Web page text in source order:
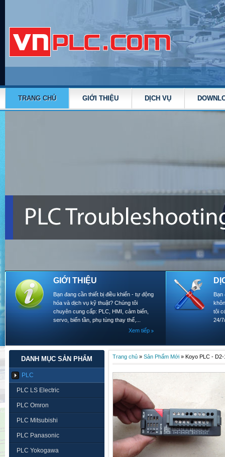
TRANG CHỦ GIỚI THIỆU DỊCH VỤ
GIỚI THIỆU
Bạn đang cần thiết bị điều khiển - tự động
hóa và dịch vụ kỹ thuật? Chúng tôi
chuyên cung cấp: PLC, HMI, cảm biến,
servo, biến tần, phụ tùng thay thế,...
Xem tiếp
Bạn
tôi
24/
DANH MỤC SẢN PHẨM
PLC
PLC LS Electric
PLC Omron
PLC Mitsubishi
PLC Panasonic
PLC Yokogawa
Trang chủ » Sản Phẩm Mới » Koyo PLC -